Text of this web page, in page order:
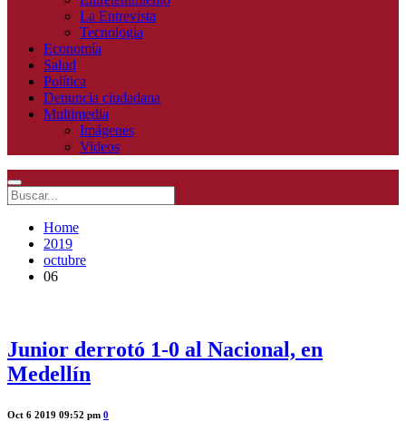
La Entrevista
Tecnologia
Economía
Salud
Política
Denuncia ciudadana
Multimedia
Imágenes
Videos
Home
2019
octubre
06
Junior derrotó 1-0 al Nacional, en
Medellín
Oct 6 2019 09:52 pm 0